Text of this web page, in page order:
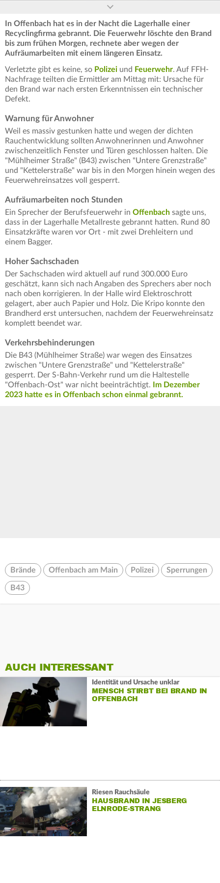
In Offenbach hat es in der Nacht die Lagerhalle einer
Recyclingfirma gebrannt. Die Feuerwehr löschte den Brand
bis zum frühen Morgen, rechnete aber wegen der
Aufräumarbeiten mit einem längeren Einsatz.
Verletzte gibt es keine, so Polizei und Feuerwehr. Auf FFH-
Nachfrage teilten die Ermittler am Mittag mit: Ursache für
den Brand war nach ersten Erkenntnissen ein technischer
Defekt.
Warnung für Anwohner
Weil es massiv gestunken hatte und wegen der dichten
Rauchentwicklung sollten Anwohnerinnen und Anwohner
zwischenzeitlich Fenster und Türen geschlossen halten. Die
"Mühlheimer Straße" (B43) zwischen "Untere Grenzstraße"
und "Kettelerstraße" war bis in den Morgen hinein wegen des
Feuerwehreinsatzes voll gesperrt.
Aufräumarbeiten noch Stunden
Ein Sprecher der Berufsfeuerwehr in Offenbach sagte uns,
dass in der Lagerhalle Metallreste gebrannt hatten. Rund 80
Einsatzkräfte waren vor Ort - mit zwei Drehleitern und
einem Bagger.
Hoher Sachschaden
Der Sachschaden wird aktuell auf rund 300.000 Euro
geschätzt, kann sich nach Angaben des Sprechers aber noch
nach oben korrigieren. In der Halle wird Elektroschrott
gelagert, aber auch Papier und Holz. Die Kripo konnte den
Brandherd erst untersuchen, nachdem der Feuerwehreinsatz
komplett beendet war.
Verkehrsbehinderungen
Die B43 (Mühlheimer Straße) war wegen des Einsatzes
zwischen "Untere Grenzstraße" und "Kettelerstraße"
gesperrt. Der S-Bahn-Verkehr rund um die Haltestelle
"Offenbach-Ost" war nicht beeinträchtigt.
Im Dezember
2023 hatte es in Offenbach schon einmal gebrannt.
Brände Offenbach am Main Polizei Sperrungen
B43
AUCH INTERESSANT
Identität und Ursache unklar
MENSCH STIRBT BEI BRAND IN
OFFENBACH
Riesen Rauchsäule
HAUSBRAND IN JESBERG
ELNRODE-STRANG